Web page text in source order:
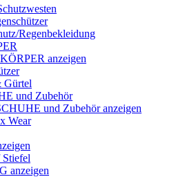
Regenbekleidung
anzeigen
Gürtel
und Zubehör
und Zubehör anzeigen
Wear
Stiefel
anzeigen